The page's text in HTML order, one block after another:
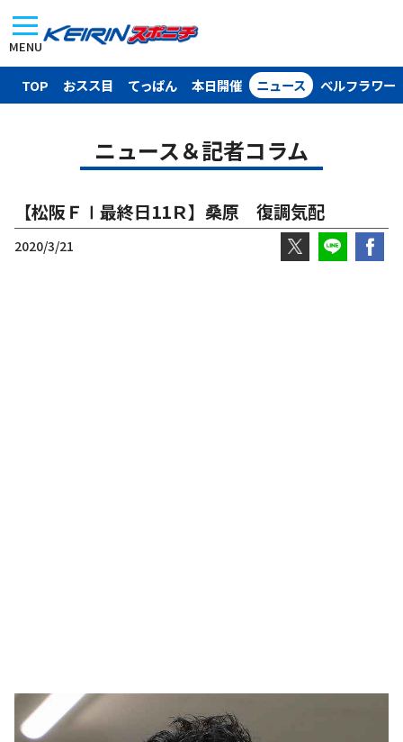
MENU
TOP おスス目 てっぱん 本日開催 ニュース ベルフラワー
ニュース＆記者コラム
【松阪ＦⅠ最終日11Ｒ】桑原 復調気配
2020/3/21